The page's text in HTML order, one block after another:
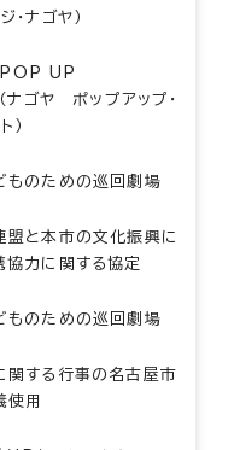
・ナゴヤ）
UP
ゴヤ ポップアップ・
）
ものための巡回劇場
盟と本市の文化振興に
協力に関する協定
ものための巡回劇場
関する行事の名古屋市
使用